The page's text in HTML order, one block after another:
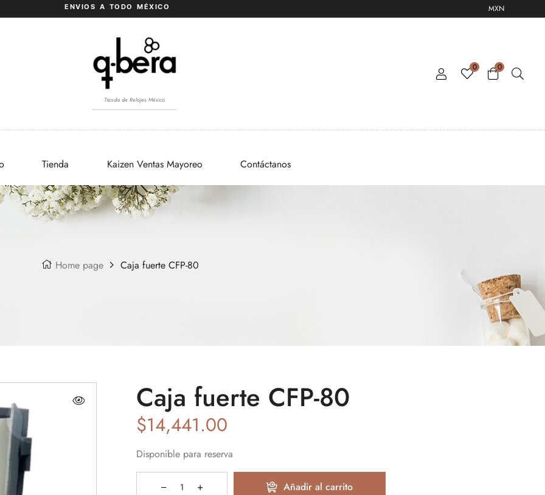
ENVIOS A TODO MÉXICO MXN
Tienda de Relojes México
0 0
Tienda Kaizen Ventas Mayoreo Contáctanos
Home page Caja fuerte CFP-80
Caja fuerte CFP-80
$14,441.00
Disponible para reserva
Añadir al carrito